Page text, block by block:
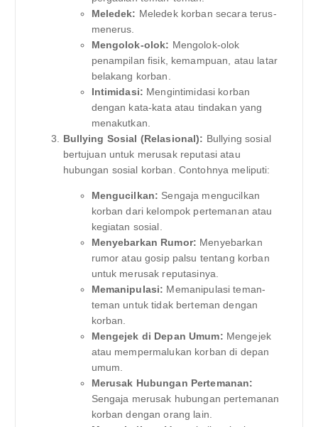
Meledek: Meledek korban secara terus-
menerus.
Mengolok-olok: Mengolok-olok
penampilan fisik, kemampuan, atau latar
belakang korban.
Intimidasi: Mengintimidasi korban
dengan kata-kata atau tindakan yang
menakutkan.
Bullying Sosial (Relasional): Bullying sosial
bertujuan untuk merusak reputasi atau
hubungan sosial korban. Contohnya meliputi:
Mengucilkan: Sengaja mengucilkan
korban dari kelompok pertemanan atau
kegiatan sosial.
Menyebarkan Rumor: Menyebarkan
rumor atau gosip palsu tentang korban
untuk merusak reputasinya.
Memanipulasi: Memanipulasi teman-
teman untuk tidak berteman dengan
korban.
Mengejek di Depan Umum: Mengejek
atau mempermalukan korban di depan
umum.
Merusak Hubungan Pertemanan:
Sengaja merusak hubungan pertemanan
korban dengan orang lain.